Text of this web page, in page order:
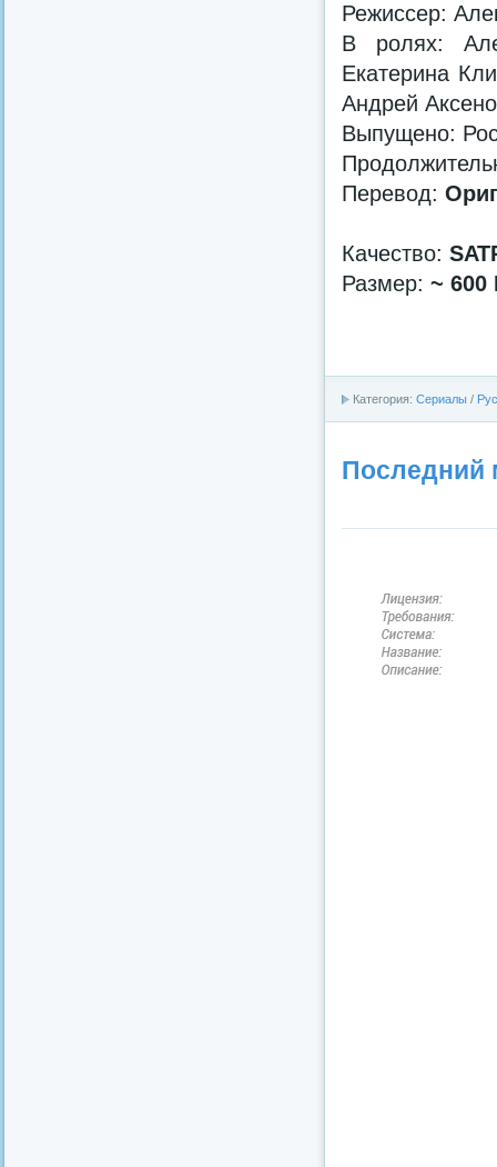
Режиссер:
В ролях:
Екатерина
Андрей
Выпущено:
Перевод:
Качество:
Размер: ~ 600
Категория: Сериалы /
Последний